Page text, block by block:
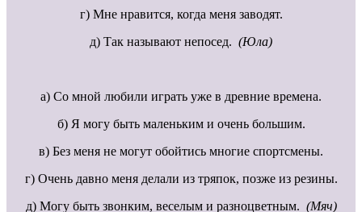
г) Мне нравится, когда меня заводят.
д) Так называют непосед. (Юла)
а) Со мной любили играть уже в древние времена.
б) Я могу быть маленьким и очень большим.
в) Без меня не могут обойтись многие спортсмены.
г) Очень давно меня делали из тряпок, позже из резины.
д) Могу быть звонким, веселым и разноцветным. (Мяч)